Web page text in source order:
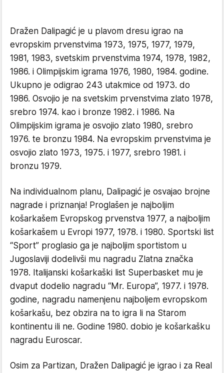
Dražen Dalipagić je u plavom dresu igrao na
evropskim prvenstvima 1973, 1975, 1977, 1979,
1981, 1983, svetskim prvenstvima 1974, 1978, 1982,
1986. i Olimpijskim igrama 1976, 1980, 1984. godine.
Ukupno je odigrao 243 utakmice od 1973. do
1986. Osvojio je na svetskim prvenstvima zlato 1978,
srebro 1974. kao i bronze 1982. i 1986. Na
Olimpijskim igrama je osvojio zlato 1980, srebro
1976. te bronzu 1984. Na evropskim prvenstvima je
osvojio zlato 1973, 1975. i 1977, srebro 1981. i
bronzu 1979.
Na individualnom planu, Dalipagić je osvajao brojne
nagrade i priznanja! Proglašen je najboljim
košarkašem Evropskog prvenstva 1977, a najboljim
košarkašem u Evropi 1977, 1978. i 1980. Sportski list
“Sport” proglasio ga je najboljim sportistom u
Jugoslaviji dodelivši mu nagradu Zlatna značka
1978. Italijanski košarkaški list Superbasket mu je
dvaput dodelio nagradu “Mr. Europa”, 1977. i 1978.
godine, nagradu namenjenu najboljem evropskom
košarkašu, bez obzira na to igra li na Starom
kontinentu ili ne. Godine 1980. dobio je košarkašku
nagradu Euroscar.
Osim za Partizan, Dražen Dalipagić je igrao i za Real